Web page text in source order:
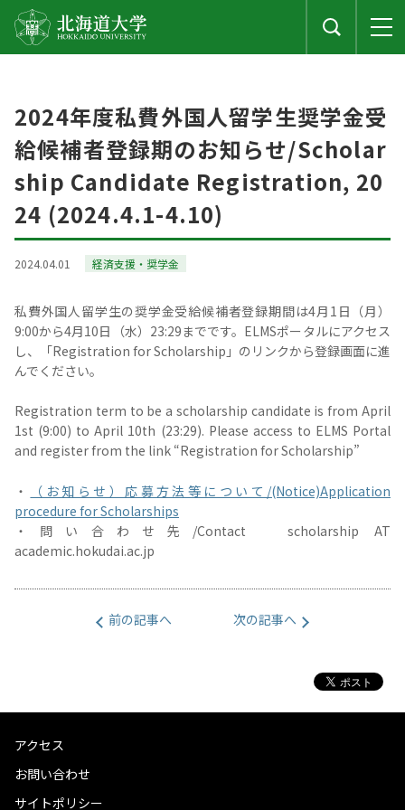
2024年度私費外国人留学生奨学金受
給候補者登録期のお知らせ/Scholar
ship Candidate Registration, 20
24 (2024.4.1-4.10)
2024.04.01 経済支援・奨学金
私費外国人留学生の奨学金受給候補者登録期間は4月1日（月）
9:00から4月10日（水）23:29までです。ELMSポータルにアクセス
し、「Registration for Scholarship」のリンクから登録画面に進
んでください。
Registration term to be a scholarship candidate is from April
1st (9:00) to April 10th (23:29). Please access to ELMS Portal
and register from the link “Registration for Scholarship”
・
（お知らせ）応募方法等について/(Notice)Application
procedure for Scholarships
・問い合わせ先/Contact scholarship AT
academic.hokudai.ac.jp
前の記事へ 次の記事へ
アクセス
お問い合わせ
サイトポリシー